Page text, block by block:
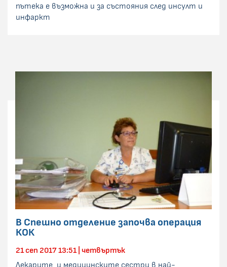
пътека е възможна и за състояния след инсулт и
инфаркт
В Спешно отделение започва операция
КОК
21 сеп 2017 13:51 | четвъртък
Лекарите и медицинските сестри в най-